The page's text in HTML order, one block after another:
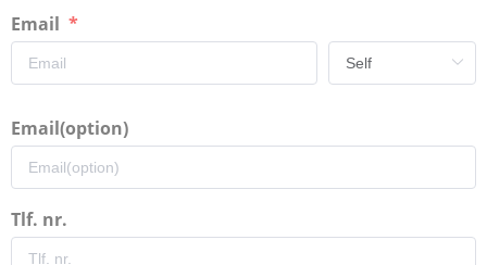
Email
Email(option)
Tlf. nr.